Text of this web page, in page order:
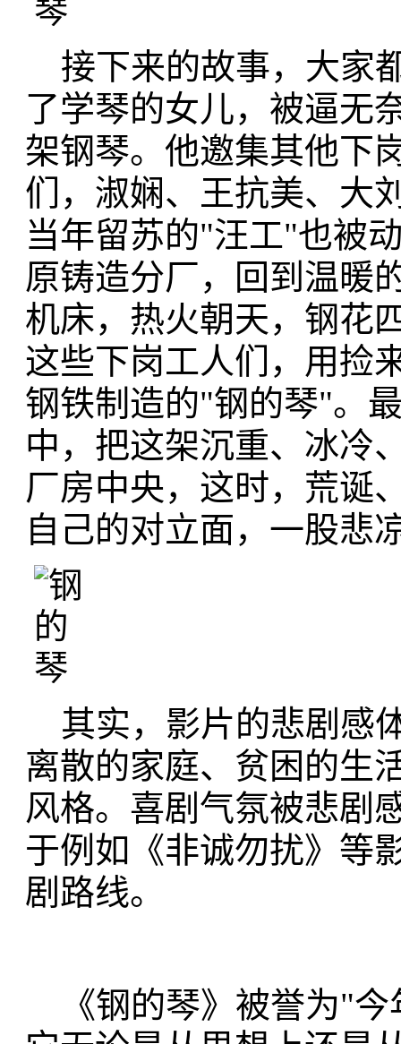
接下来的故事，大家
了学琴的女儿，被逼无
架钢琴。他邀集其他下
们，淑娴、王抗美、大
当年留苏的"汪工"也被
原铸造分厂，回到温暖
机床，热火朝天，钢花
这些下岗工人们，用捡
钢铁制造的"钢的琴"。
中，把这架沉重、冰冷
厂房中央，这时，荒诞
自己的对立面，一股悲
其实，影片的悲剧感
离散的家庭、贫困的生
风格。喜剧气氛被悲剧
于例如《非诚勿扰》等
剧路线。
《钢的琴》被誉为"今